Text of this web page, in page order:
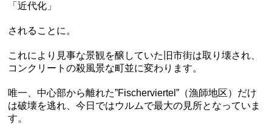
「近代化」
されることに。
これにより見事な景観を醸していた旧市街は取り壊され、
コンクリートの殺風景な町並に変わります。
唯一、中心部から離れた”Fischerviertel”（漁師地区）だけ
は破壊を逃れ、今日ではウルムで最大の見所となっていま
す。